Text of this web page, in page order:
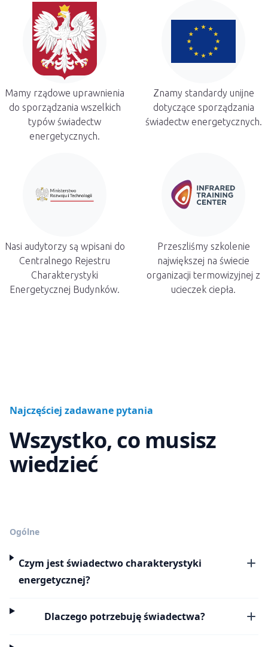
Mamy rządowe uprawnienia
do sporządzania wszelkich
typów świadectw
energetycznych.
Znamy standardy unijne
dotyczące sporządzania
świadectw energetycznych.
Nasi audytorzy są wpisani do
Centralnego Rejestru
Charakterystyki
Energetycznej Budynków.
Przeszliśmy szkolenie
największej na świecie
organizacji termowizyjnej z
ucieczek ciepła.
Najczęściej zadawane pytania
Wszystko, co musisz
wiedzieć
Ogólne
Czym jest świadectwo charakterystyki
energetycznej?
Dlaczego potrzebuję świadectwa?